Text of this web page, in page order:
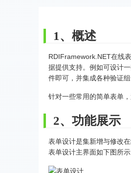
1、概述
RDIFramework.NET在线
据提供支持。例如可设计
件即可，并集成各种验证组
针对一些常用的简单表单
2、功能展示
表单设计是集新增与修改
表单设计主界面如下图所示